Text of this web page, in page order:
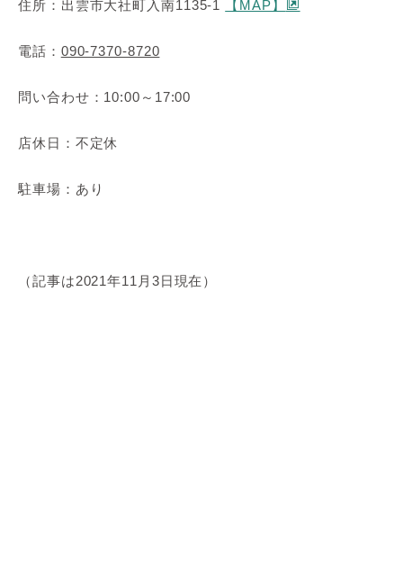
住所：出雲市大社町入南1135-1 【MAP】
電話： 090-7370-8720
問い合わせ：10:00～17:00
店休日：不定休
駐車場：あり
（記事は2021年11月3日現在）